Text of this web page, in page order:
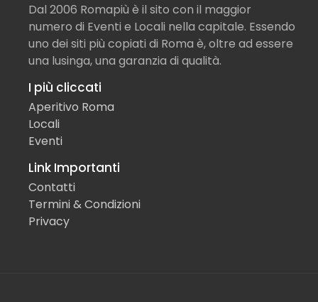
Dal 2006 Romapiù è il sito con il maggior
numero di Eventi e Locali nella capitale. Essendo
uno dei siti più copiati di Roma è, oltre ad essere
una lusinga, una garanzia di qualità.
I più cliccati
Aperitivo Roma
Locali
Eventi
Link Importanti
Contatti
Termini & Condizioni
Privacy